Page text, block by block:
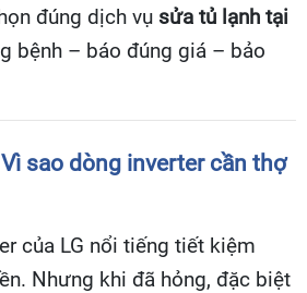
đúng dịch vụ sửa tủ lạnh tại
bệnh – báo đúng giá – bảo
sao dòng inverter cần thợ
của LG nổi tiếng tiết kiệm
Nhưng khi đã hỏng, đặc biệt